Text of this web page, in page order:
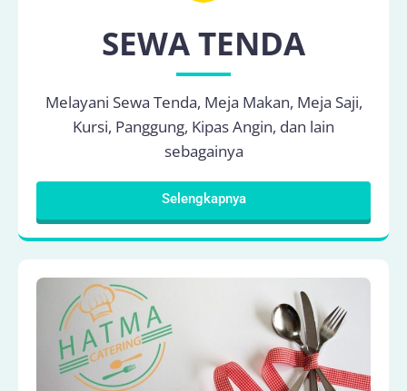
SEWA TENDA
Melayani Sewa Tenda, Meja Makan, Meja Saji,
Kursi, Panggung, Kipas Angin, dan lain
sebagainya
Selengkapnya